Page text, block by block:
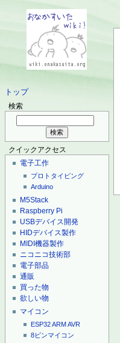
トップ
検索
クイックアクセス
電子工作
プロトタイピング
Arduino
M5Stack
Raspberry Pi
USBデバイス開発
HIDデバイス製作
MIDI機器製作
ニコニコ技術部
電子部品
通販
買った物
欲しい物
マイコン
ESP32ARMAVR
8ピンマイコン